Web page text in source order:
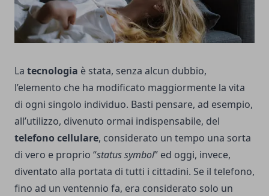
La tecnologia è stata, senza alcun dubbio,
l’elemento che ha modificato maggiormente la vita
di ogni singolo individuo. Basti pensare, ad esempio,
all’utilizzo, divenuto ormai indispensabile, del
telefono cellulare, considerato un tempo una sorta
di vero e proprio “status symbol” ed oggi, invece,
diventato alla portata di tutti i cittadini. Se il telefono,
fino ad un ventennio fa, era considerato solo un